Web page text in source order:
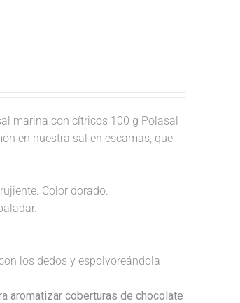
marina con cítricos 100 g Polasal
en nuestra sal en escamas, que
Color dorado.
los dedos y espolvoreándola
aromatizar coberturas de chocolate